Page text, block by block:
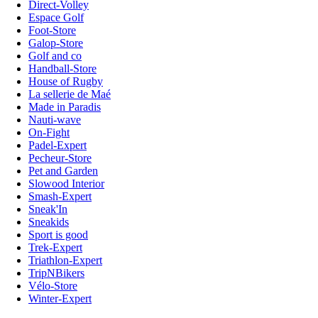
Direct-Volley
Espace Golf
Foot-Store
Galop-Store
Golf and co
Handball-Store
House of Rugby
La sellerie de Maé
Made in Paradis
Nauti-wave
On-Fight
Padel-Expert
Pecheur-Store
Pet and Garden
Slowood Interior
Smash-Expert
Sneak'In
Sneakids
Sport is good
Trek-Expert
Triathlon-Expert
TripNBikers
Vélo-Store
Winter-Expert